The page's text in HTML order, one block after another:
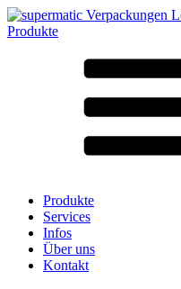
Produkte
Nach Material
LD-PE
Steinzeug
Produkte
Services
Infos
Über uns
Kontakt